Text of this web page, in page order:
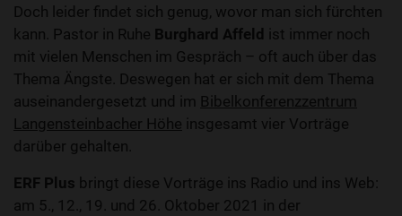
Doch leider findet sich genug, wovor man sich fürchten
kann. Pastor in Ruhe Burghard Affeld
ist immer noch
mit vielen Menschen im Gespräch – oft auch über das
Thema Ängste. Deswegen hat er sich mit dem Thema
auseinandergesetzt und im Bibelkonferenzzentrum
Langensteinbacher Höhe insgesamt vier Vorträge
darüber gehalten.
ERF Plus bringt diese Vorträge ins Radio und ins Web:
am 5., 12., 19. und 26. Oktober 2021 in der